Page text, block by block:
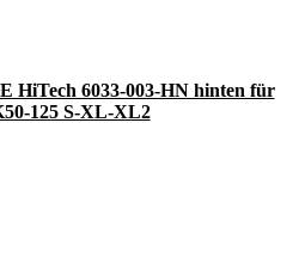
HiTech 6033-003-HN hinten für
125 S-XL-XL2